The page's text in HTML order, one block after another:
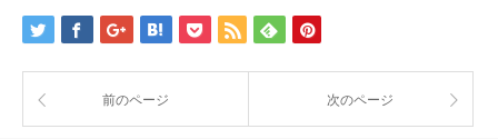
前のページ 次のページ